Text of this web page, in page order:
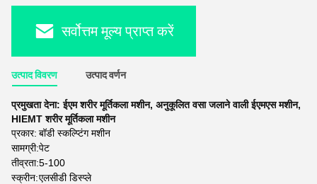
सर्वोत्तम मूल्य प्राप्त करें
उत्पाद विवरण उत्पाद वर्णन
प्रमुखता देना:ईएम शरीर मूर्तिकला मशीन, अनुकूलित वसा जलाने वाली ईएमएस मशीन,
HIEMT शरीर मूर्तिकला मशीन
प्रकार: बॉडी स्कल्प्टिंग मशीन
सामग्री:पेट
तीव्रता:5-100
स्क्रीन:एलसीडी डिस्प्ले